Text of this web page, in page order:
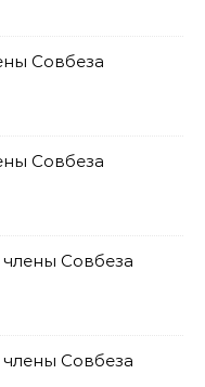
Совбеза
Совбеза
Совбеза
Совбеза